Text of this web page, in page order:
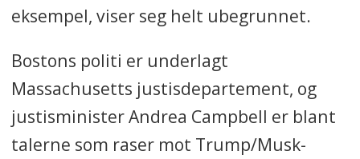
eksempel, viser seg helt ubegrunnet.
Bostons politi er underlagt
Massachusetts justisdepartement, og
justisminister Andrea Campbell er blant
talerne som raser mot Trump/Musk-